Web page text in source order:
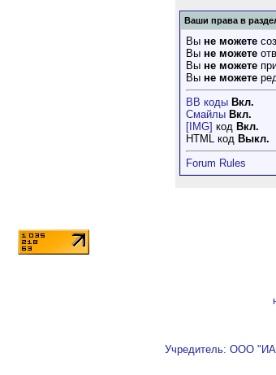
Ваши права в
Вы не можете
Вы не можете
Вы не можете
Вы не можете
BB коды Вкл.
Смайлы Вкл.
[IMG] код Вкл.
HTML код Выкл.
Forum Rules
Учредитель: ООО "ИА